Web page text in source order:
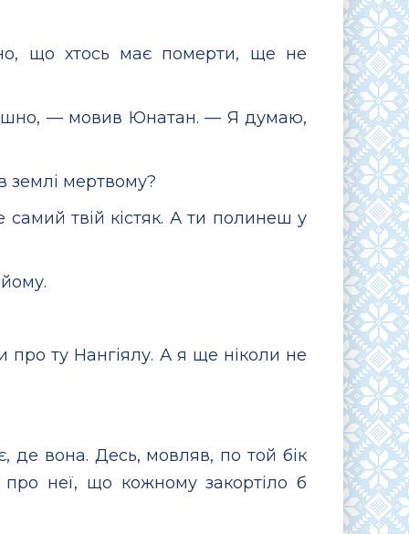
що хтось має померти, ще не
— мовив Юнатан. — Я думаю,
мертвому?
твій кістяк. А ти полинеш у
про ту Нангіялу. А я ще ніколи не
вона. Десь, мовляв, по той бік
про неї, що кожному закортіло б